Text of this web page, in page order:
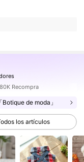
horas
Recompra
「Botique de moda」
los artículos